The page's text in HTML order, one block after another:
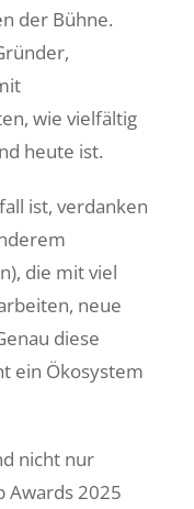
der Bühne.
wie vielfältig
heute ist.
ist, verdanken
die mit viel
neue
diese
ein Ökosystem
nicht nur
Awards 2025